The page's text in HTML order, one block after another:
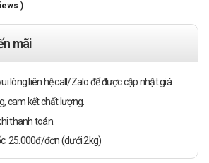
)
mãi
lòng liên hệ call/Zalo để được cập nhật giá
cam kết chất lượng.
thanh toán.
25.000đ/đơn (dưới 2kg)